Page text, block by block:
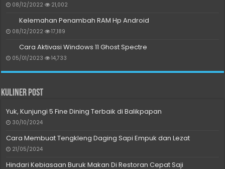
08/12/2022 21,002
Kelemahan Penambah RAM Hp Android
08/12/2022 17,189
Cara Aktivasi Windows 11 Ghost Spectre
05/01/2023 14,733
Kuliner Post
Yuk, Kunjungi 5 Fine Dining Terbaik di Balikpapan
30/10/2024
Cara Membuat Tengkleng Daging Sapi Empuk dan Lezat
21/05/2024
Hindari Kebiasaan Buruk Makan Di Restoran Cepat Saji